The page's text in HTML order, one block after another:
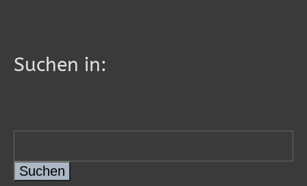
Suchen in:
Suchen